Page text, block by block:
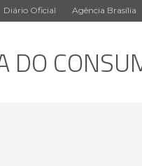
Diário Oficial Agência Brasília
DO